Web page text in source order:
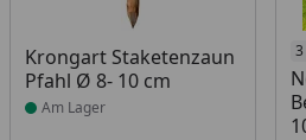
Krongart Staketenzaun
Pfahl Ø 8- 10 cm
Produkt am Lager
Am Lager